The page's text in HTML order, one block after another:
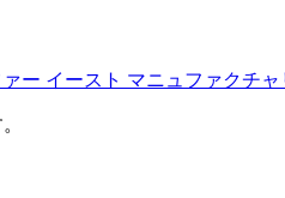
ー イースト マニュファクチャ